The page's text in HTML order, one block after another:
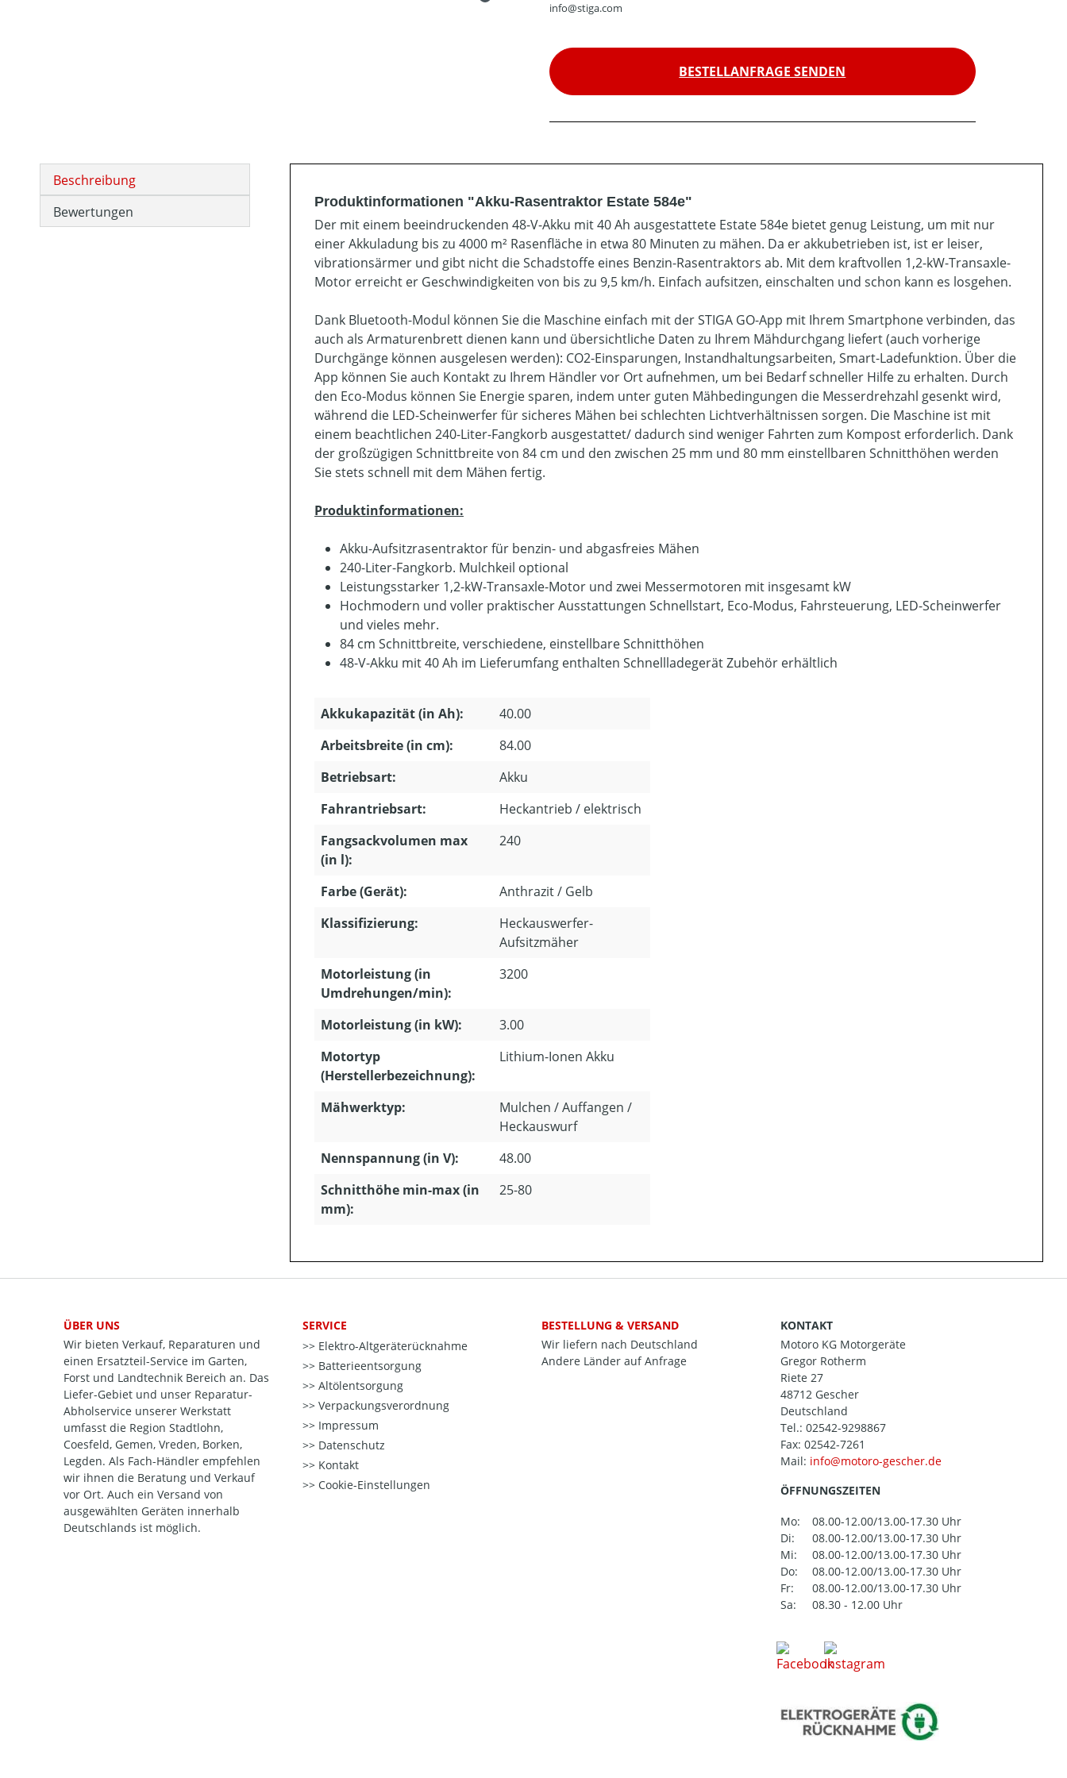
info@stiga.com
BESTELLANFRAGE SENDEN
Beschreibung
Bewertungen
Produktinformationen "Akku-Rasentraktor Estate 584e"
Der mit einem beeindruckenden 48-V-Akku mit 40 Ah ausgestattete Estate 584e bietet genug Leistung, um mit nur
einer Akkuladung bis zu 4000 m² Rasenfläche in etwa 80 Minuten zu mähen. Da er akkubetrieben ist, ist er leiser,
vibrationsärmer und gibt nicht die Schadstoffe eines Benzin-Rasentraktors ab. Mit dem kraftvollen 1,2-kW-Transaxle-
Motor erreicht er Geschwindigkeiten von bis zu 9,5 km/h. Einfach aufsitzen, einschalten und schon kann es losgehen.
Dank Bluetooth-Modul können Sie die Maschine einfach mit der STIGA GO-App mit Ihrem Smartphone verbinden, das
auch als Armaturenbrett dienen kann und übersichtliche Daten zu Ihrem Mähdurchgang liefert (auch vorherige
Durchgänge können ausgelesen werden): CO2-Einsparungen, Instandhaltungsarbeiten, Smart-Ladefunktion. Über die
App können Sie auch Kontakt zu Ihrem Händler vor Ort aufnehmen, um bei Bedarf schneller Hilfe zu erhalten. Durch
den Eco-Modus können Sie Energie sparen, indem unter guten Mähbedingungen die Messerdrehzahl gesenkt wird,
während die LED-Scheinwerfer für sicheres Mähen bei schlechten Lichtverhältnissen sorgen. Die Maschine ist mit
einem beachtlichen 240-Liter-Fangkorb ausgestattet/ dadurch sind weniger Fahrten zum Kompost erforderlich. Dank
der großzügigen Schnittbreite von 84 cm und den zwischen 25 mm und 80 mm einstellbaren Schnitthöhen werden
Sie stets schnell mit dem Mähen fertig.
Produktinformationen:
Akku-Aufsitzrasentraktor für benzin- und abgasfreies Mähen
240-Liter-Fangkorb. Mulchkeil optional
Leistungsstarker 1,2-kW-Transaxle-Motor und zwei Messermotoren mit insgesamt kW
Hochmodern und voller praktischer Ausstattungen Schnellstart, Eco-Modus, Fahrsteuerung, LED-Scheinwerfer
und vieles mehr.
84 cm Schnittbreite, verschiedene, einstellbare Schnitthöhen
48-V-Akku mit 40 Ah im Lieferumfang enthalten Schnellladegerät Zubehör erhältlich
Akkukapazität (in Ah):
40.00
Arbeitsbreite (in cm):
84.00
Betriebsart:
Akku
Fahrantriebsart:
Heckantrieb / elektrisch
Fangsackvolumen max
(in l):
240
Farbe (Gerät):
Anthrazit / Gelb
Klassifizierung:
Heckauswerfer-
Aufsitzmäher
Motorleistung (in
Umdrehungen/min):
3200
Motorleistung (in kW):
3.00
Motortyp
(Herstellerbezeichnung):
Lithium-Ionen Akku
Mähwerktyp:
Mulchen / Auffangen /
Heckauswurf
Nennspannung (in V):
48.00
Schnitthöhe min-max (in
mm):
25-80
ÜBER UNS
Wir bieten Verkauf, Reparaturen und
einen Ersatzteil-Service im Garten,
Forst und Landtechnik Bereich an. Das
Liefer-Gebiet und unser Reparatur-
Abholservice unserer Werkstatt
umfasst die Region Stadtlohn,
Coesfeld, Gemen, Vreden, Borken,
Legden. Als Fach-Händler empfehlen
wir ihnen die Beratung und Verkauf
vor Ort. Auch ein Versand von
ausgewählten Geräten innerhalb
Deutschlands ist möglich.
SERVICE
Elektro-Altgeräterücknahme
Batterieentsorgung
Altölentsorgung
Verpackungsverordnung
Impressum
Datenschutz
Kontakt
Cookie-Einstellungen
BESTELLUNG & VERSAND
Wir liefern nach Deutschland
Andere Länder auf Anfrage
KONTAKT
Motoro KG Motorgeräte
Gregor Rotherm
Riete 27
48712 Gescher
Deutschland
Tel.: 02542-9298867
Fax: 02542-7261
Mail:
ÖFFNUNGSZEITEN
Mo:
08.00-12.00/13.00-17.30 Uhr
Di:
08.00-12.00/13.00-17.30 Uhr
Mi:
08.00-12.00/13.00-17.30 Uhr
Do:
08.00-12.00/13.00-17.30 Uhr
Fr:
08.00-12.00/13.00-17.30 Uhr
Sa:
08.30 - 12.00 Uhr